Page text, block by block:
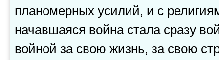
планомерных усилий, и с
начавшаяся война стала сразу
войной за свою жизнь, за свою